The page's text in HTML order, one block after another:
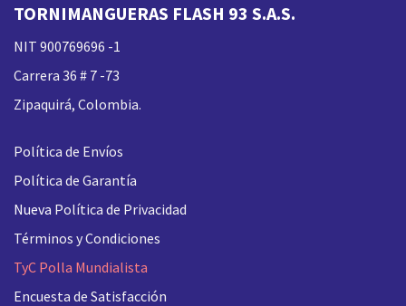
TORNIMANGUERAS FLASH 93 S.A.S.
NIT 900769696 -1
Carrera 36 # 7 -73
Zipaquirá, Colombia.
Política de Envíos
Política de Garantía
Nueva Política de Privacidad
Términos y Condiciones
TyC Polla Mundialista
Encuesta de Satisfacción